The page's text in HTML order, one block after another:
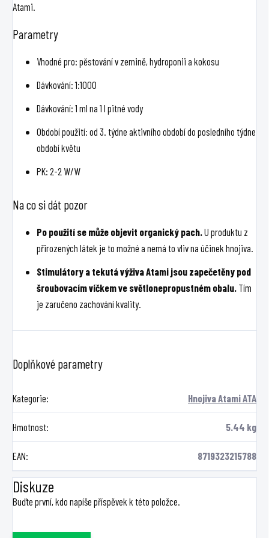
Atami.
Parametry
Vhodné pro: pěstování v zemině, hydroponii a kokosu
Dávkování: 1:1000
Dávkování: 1 ml na 1 l pitné vody
Období použití: od 3. týdne aktivního období do posledního týdne
období květu
PK: 2-2 W/W
Na co si dát pozor
Po použití se může objevit organický pach. U produktu z
přirozených látek je to možné a nemá to vliv na účinek hnojiva.
Stimulátory a tekutá výživa Atami jsou zapečetěny pod
šroubovacím víčkem ve světlonepropustném obalu. Tím
je zaručeno zachování kvality.
Doplňkové parametry
Kategorie: Hnojiva Atami ATA
Hmotnost: 5.44 kg
EAN: 8719323215788
Diskuze
Buďte první, kdo napíše příspěvek k této položce.